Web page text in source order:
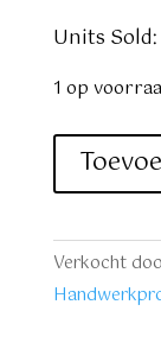
Units
1 op
cupcakes
aantal
Verkocht